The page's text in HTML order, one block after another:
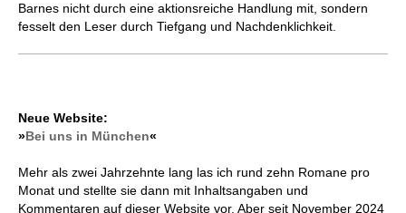
Barnes nicht durch eine aktionsreiche Handlung mit, sondern
fesselt den Leser durch Tiefgang und Nachdenklichkeit.
Neue Website:
»Bei uns in München«
Mehr als zwei Jahrzehnte lang las ich rund zehn Romane pro
Monat und stellte sie dann mit Inhaltsangaben und
Kommentaren auf dieser Website vor. Aber seit November 2024